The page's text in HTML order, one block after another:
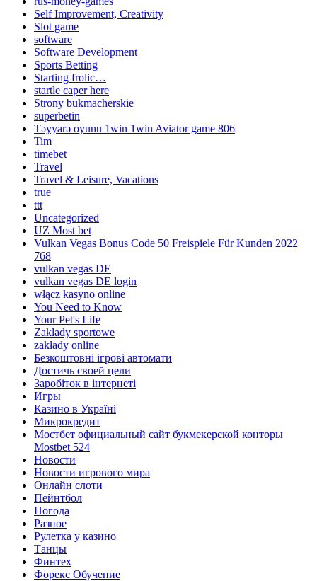
Self Improvement, Creativity
Slot game
software
Software Development
Sports Betting
Starting frolic…
startle caper here
Strony bukmacherskie
superbetin
Təyyarə oyunu 1win 1win Aviator game 806
Tim
timebet
Travel
Travel & Leisure, Vacations
true
ttt
Uncategorized
UZ Most bet
Vulkan Vegas Bonus Code 50 Freispiele Für Kunden 2022
768
vulkan vegas DE
vulkan vegas DE login
włącz kasyno online
You Need to Know
Your Pet's Life
Zaklady sportowe
zakłady online
Безкоштовні ігрові автомати
Достичь своей цели
Заробіток в інтернеті
Игры
Казино в Україні
Микрокредит
Мостбет официальный сайт букмекерской конторы
Mostbet 524
Новости
Новости игрового мира
Онлайн слоти
Пейнтбол
Погода
Разное
Рулетка у казино
Танцы
Финтех
Форекс Обучение